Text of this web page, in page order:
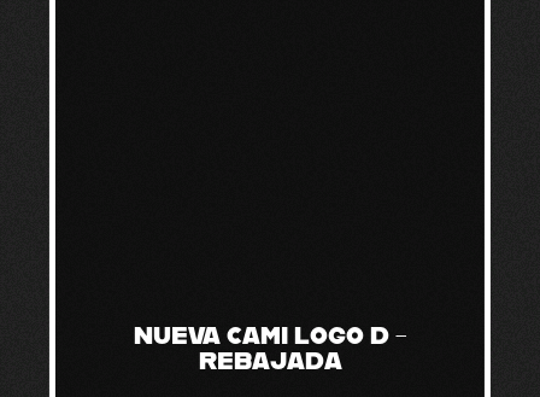
NUEVA CAMI LOGO D –
REBAJADA